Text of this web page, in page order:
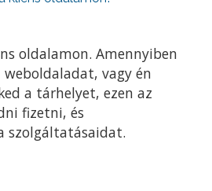
oldalamon. Amennyiben
vagy én
a tárhelyet, ezen az
fizetni, és
szolgáltatásaidat.